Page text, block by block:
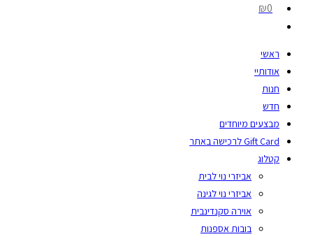
₪0
ראשי
אודותיי
חנות
חדש
מבצעים מיוחדים
Gift Card לרכישה באתר
קטלוג
אביזרי נוי לבית
אביזרי נוי לגינה
אוירה סקנדינבית
בובות אספנות